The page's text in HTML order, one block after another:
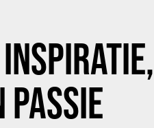
PASSIE